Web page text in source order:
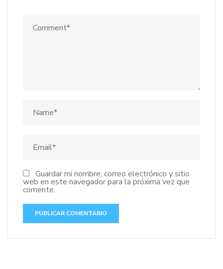
Guardar mi nombre, correo electrónico y sitio
web en este navegador para la próxima vez que
comente.